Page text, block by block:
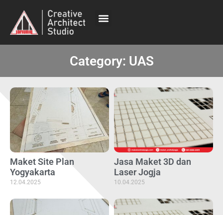
Category: UAS
Maket Site Plan
Yogyakarta
12.04.2025
Jasa Maket 3D dan
Laser Jogja
10.04.2025